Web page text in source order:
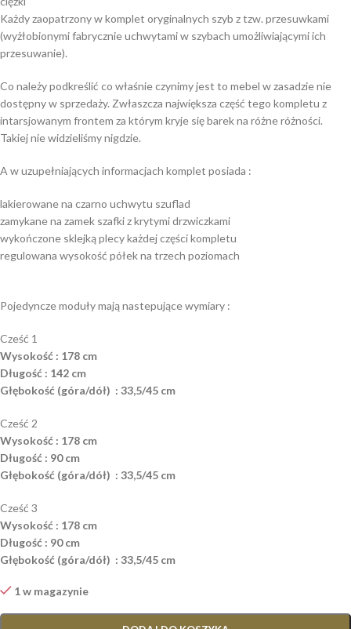
Każdy zaopatrzony w komplet oryginalnych szyb z tzw. przesuwkami
(wyżłobionymi fabrycznie uchwytami w szybach umożliwiającymi ich
przesuwanie).
Co należy podkreślić co właśnie czynimy jest to mebel w zasadzie nie
dostępny w sprzedaży. Zwłaszcza największa część tego kompletu z
intarsjowanym frontem za którym kryje się barek na różne różności.
Takiej nie widzieliśmy nigdzie.
A w uzupełniających informacjach komplet posiada :
lakierowane na czarno uchwytu szuflad
zamykane na zamek szafki z krytymi drzwiczkami
wykończone sklejką plecy każdej części kompletu
regulowana wysokość półek na trzech poziomach
Pojedyncze moduły mają nastepujące wymiary :
Cześć 1
Wysokość : 178 cm
Długość : 142 cm
Głębokość (góra/dół) : 33,5/45 cm
Cześć 2
Wysokość : 178 cm
Długość : 90 cm
Głębokość (góra/dół) : 33,5/45 cm
Cześć 3
Wysokość : 178 cm
Długość : 90 cm
Głębokość (góra/dół) : 33,5/45 cm
1 w magazynie